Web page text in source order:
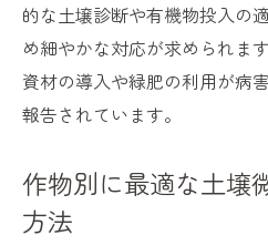
的な土壌診断や有機物投入の
め細やかな対応が求められま
資材の導入や緑肥の利用が病
報告されています。
作物別に最適な土壌
方法